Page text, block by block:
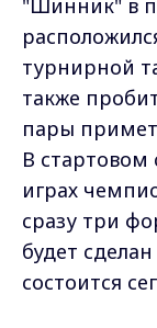
турнирной
также
пары
В стартовом
играх
сразу три
будет
состоится